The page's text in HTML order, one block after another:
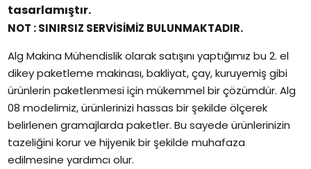
tasarlamıştır.
NOT : SINIRSIZ SERVİSİMİZ BULUNMAKTADIR.
Alg Makina Mühendislik olarak satışını yaptığımız bu 2. el
dikey paketleme makinası, bakliyat, çay, kuruyemiş gibi
ürünlerin paketlenmesi için mükemmel bir çözümdür. Alg
08 modelimiz, ürünlerinizi hassas bir şekilde ölçerek
belirlenen gramajlarda paketler. Bu sayede ürünlerinizin
tazeliğini korur ve hijyenik bir şekilde muhafaza
edilmesine yardımcı olur.